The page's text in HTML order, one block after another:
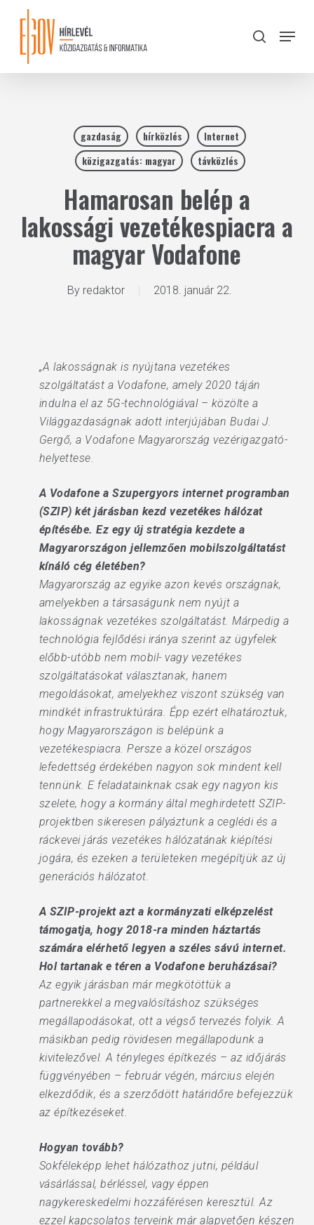
content
search
Menu
gazdaság hírközlés
Internet
közigazgatás: magyar
távközlés
Hamarosan belép a
lakossági vezetékespiacra a
magyar Vodafone
By redaktor 2018. január 22.
„A lakosságnak is nyújtana vezetékes
szolgáltatást a Vodafone, amely 2020 táján
indulna el az 5G-technológiával – közölte a
Világgazdaságnak adott interjújában Budai J.
Gergő, a Vodafone Magyarország vezérigaz­gató-
helyettese.
A Vodafone a Szupergyors internet programban
(SZIP) két járásban kezd vezetékes hálózat
építésébe. Ez egy új stratégia kezdete a
Magyarországon jellemzően mobilszolgáltatást
kínáló cég életében?
Magyarország az egyike azon kevés országnak,
amelyekben a társaságunk nem nyújt a
lakosságnak vezetékes szolgáltatást. Márpedig a
technológia fejlődési iránya szerint az ügyfelek
előbb-utóbb nem mobil- vagy vezetékes
szolgáltatásokat választanak, hanem
megoldásokat, amelyekhez viszont szükség van
mindkét infrastruktúrára. Épp ezért elhatároztuk,
hogy Magyarországon is belépünk a
vezetékespiacra. Persze a közel országos
lefedettség érdekében nagyon sok mindent kell
tennünk. E feladatainknak csak egy nagyon kis
szelete, hogy a kormány által meghirdetett SZIP-
projektben sikeresen pályáztunk a ceglédi és a
ráckevei járás vezetékes hálózatának kiépítési
jogára, és ezeken a területeken megépítjük az új
generációs hálózatot.
A SZIP-projekt azt a kormányzati elképzelést
támogatja, hogy 2018-ra minden háztartás
számára elérhető legyen a széles sávú internet.
Hol tartanak e téren a Vodafone beruházásai?
Az egyik járásban már megkötöttük a
partnerekkel a megvalósításhoz szükséges
megállapodásokat, ott a végső tervezés folyik. A
másikban pedig rövidesen megállapodunk a
kivitelezővel. A tényleges építkezés – az időjárás
függvényében – február végén, március elején
elkezdődik, és a szerződött határidőre befejezzük
az építkezéseket.
Hogyan tovább?
Sokféleképp lehet hálózathoz jutni, például
vásárlással, bérléssel, vagy éppen
nagykereskedelmi hozzáférésen keresztül. Az
ezzel kapcsolatos terveink már alapvetően készen
Close